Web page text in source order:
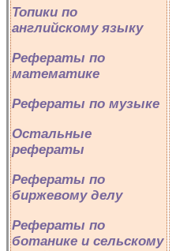
Топики по
английскому языку
Рефераты по
математике
Рефераты по музыке
Остальные
рефераты
Рефераты по
биржевому делу
Рефераты по
ботанике и сельскому